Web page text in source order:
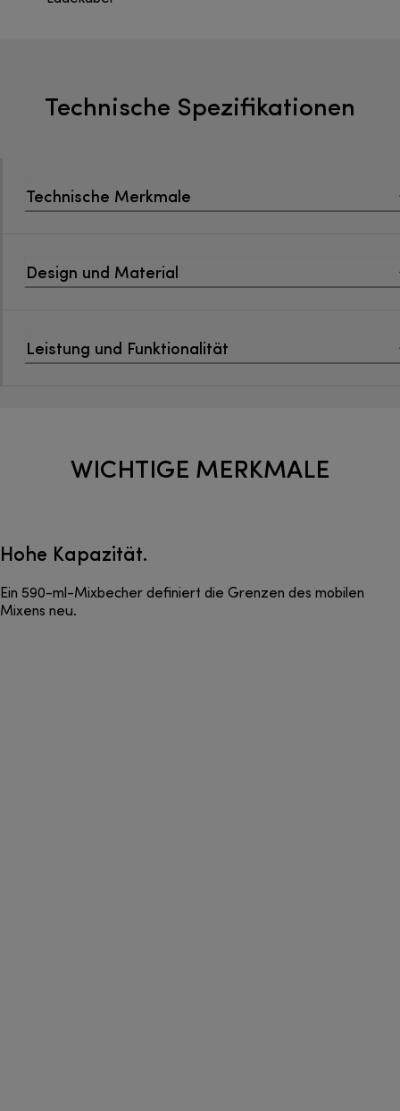
Technische Spezifikationen
Technische Merkmale
Design und Material
Leistung und Funktionalität
WICHTIGE MERKMALE
Hohe Kapazität.
Ein 590-ml-Mixbecher definiert die Grenzen des mobilen
Mixens neu.